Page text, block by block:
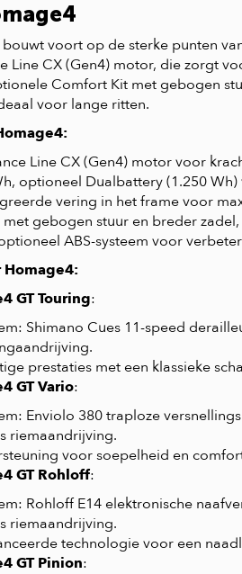
bouwt voort op de sterke punten
Line CX (Gen4) motor, die zorgt
Comfort Kit met gebogen
voor lange ritten.
Line CX (Gen4) motor voor
optioneel Dualbattery (1.250
vering in het frame voor
gebogen stuur en breder
ABS-systeem voor
GT Touring:
Shimano Cues 11-speed
prestaties met een klassieke
GT Vario:
Enviolo 380 traploze
riemaandrijving.
voor soepelheid en
GT Rohloff:
Rohloff E14 elektronische
riemaandrijving.
technologie voor een
GT Pinion: